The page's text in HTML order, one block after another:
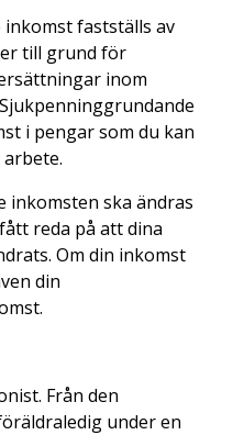
fastställs av
till grund för
inom
i pengar som du kan
inkomsten ska ändras
reda på att dina
Om din inkomst
din
Från den
under en